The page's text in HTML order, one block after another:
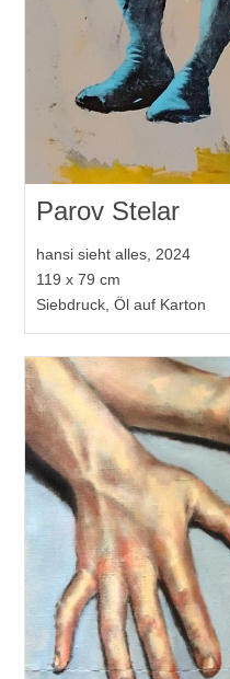
Parov Stelar
hansi sieht alles, 2024
119 x 79 cm
Siebdruck, Öl auf Karton